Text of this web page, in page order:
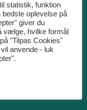
statistik, funktion
bedste oplevelse på
giver du
vælge, hvilke formål
"Tilpas Cookies"
anvende - luk